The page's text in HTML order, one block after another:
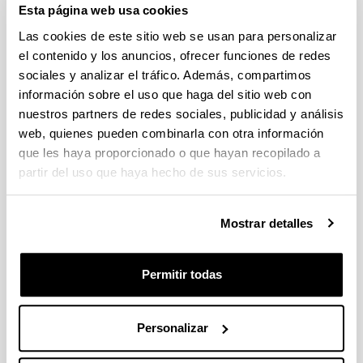
Esta página web usa cookies
Las cookies de este sitio web se usan para personalizar
el contenido y los anuncios, ofrecer funciones de redes
sociales y analizar el tráfico. Además, compartimos
información sobre el uso que haga del sitio web con
nuestros partners de redes sociales, publicidad y análisis
web, quienes pueden combinarla con otra información
que les haya proporcionado o que hayan recopilado a
partir del uso que haya hecho de sus servicios.
Mostrar detalles
Permitir todas
Personalizar
Escriba aquí su sugerencia o solicitud
Indica campos obligatorios